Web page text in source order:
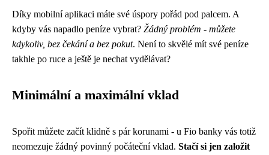
Díky mobilní aplikaci máte své úspory pořád pod palcem. A
kdyby vás napadlo peníze vybrat? Žádný problém - můžete
kdykoliv, bez čekání a bez pokut. Není to skvělé mít své peníze
takhle po ruce a ještě je nechat vydělávat?
Minimální a maximální vklad
Spořit můžete začít klidně s pár korunami - u Fio banky vás totiž
neomezuje žádný povinný počáteční vklad. Stačí si jen založit